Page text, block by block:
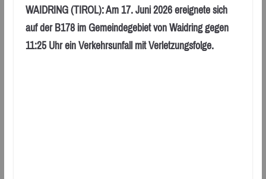
WAIDRING (TIROL): Am 17. Juni 2026 ereignete sich
auf der B178 im Gemeindegebiet von Waidring gegen
11:25 Uhr ein Verkehrsunfall mit Verletzungsfolge.